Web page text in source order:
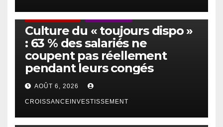
Culture du « toujours dispo »
: 63 % des salariés ne
coupent pas réellement
pendant leurs congés
AOÛT 6, 2026
CROISSANCEINVESTISSEMENT